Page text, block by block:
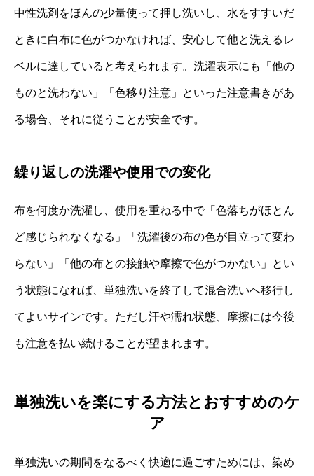
中性洗剤をほんの少量使って押し洗いし、水をすすいだ
ときに白布に色がつかなければ、安心して他と洗えるレ
ベルに達していると考えられます。洗濯表示にも「他の
ものと洗わない」「色移り注意」といった注意書きがあ
る場合、それに従うことが安全です。
繰り返しの洗濯や使用での変化
布を何度か洗濯し、使用を重ねる中で「色落ちがほとん
ど感じられなくなる」「洗濯後の布の色が目立って変わ
らない」「他の布との接触や摩擦で色がつかない」とい
う状態になれば、単独洗いを終了して混合洗いへ移行し
てよいサインです。ただし汗や濡れ状態、摩擦には今後
も注意を払い続けることが望まれます。
単独洗いを楽にする方法とおすすめのケ
ア
単独洗いの期間をなるべく快適に過ごすためには、染め